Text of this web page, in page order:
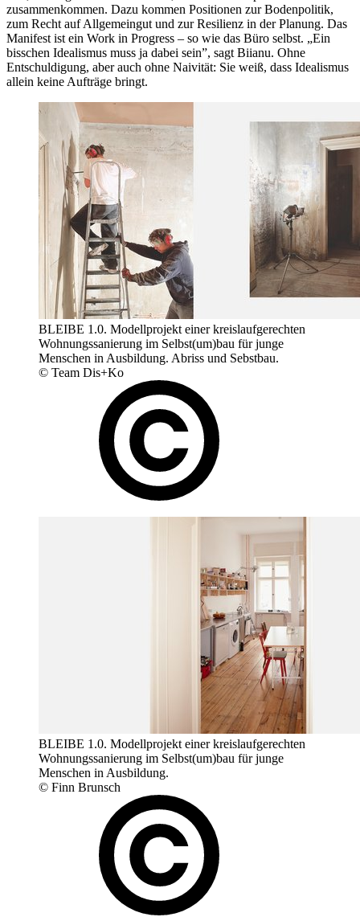
zusammenkommen. Dazu kommen Positionen zur Bodenpolitik,
zum Recht auf Allgemeingut und zur Resilienz in der Planung. Das
Manifest ist ein Work in Progress – so wie das Büro selbst. „Ein
bisschen Idealismus muss ja dabei sein”, sagt Biianu. Ohne
Entschuldigung, aber auch ohne Naivität: Sie weiß, dass Idealismus
allein keine Aufträge bringt.
BLEIBE 1.0. Modellprojekt einer kreislaufgerechten
Wohnungssanierung im Selbst(um)bau für junge
Menschen in Ausbildung. Abriss und Sebstbau.
© Team Dis+Ko
BLEIBE 1.0. Modellprojekt einer kreislaufgerechten
Wohnungssanierung im Selbst(um)bau für junge
Menschen in Ausbildung.
© Finn Brunsch